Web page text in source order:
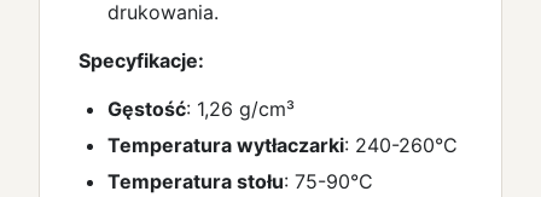
drukowania.
Specyfikacje:
Gęstość: 1,26 g/cm³
Temperatura wytłaczarki: 240-260°C
Temperatura stołu: 75-90°C